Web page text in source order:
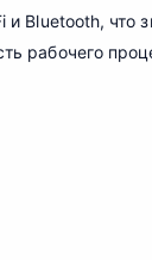
и Bluetooth,
рабочего